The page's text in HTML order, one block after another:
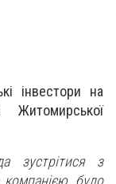
інвестори на
Житомирської
зустрітися з
компанією було